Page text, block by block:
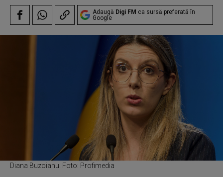
Adaugă Digi FM ca sursă preferată în
Google
Diana Buzoianu. Foto: Profimedia